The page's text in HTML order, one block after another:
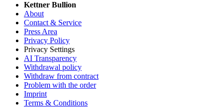
Kettner Bullion
About
Contact & Service
Press Area
Privacy Policy
Privacy Settings
AI Transparency
Withdrawal policy
Withdraw from contract
Problem with the order
Imprint
Terms & Conditions